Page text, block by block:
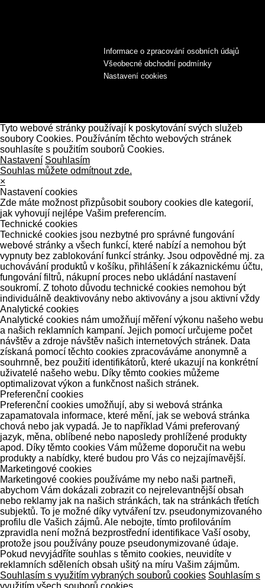
Informace o zpracování osobních údajů
Všeobecné obchodní podmínky
Nastavení cookies
Tyto webové stránky používají k poskytování svých služeb
soubory Cookies. Používáním těchto webových stránek
souhlasíte s použitím souborů Cookies.
Nastavení Souhlasím
Souhlas můžete odmítnout zde.
×
Nastavení cookies
Zde máte možnost přizpůsobit soubory cookies dle kategorií,
jak vyhovují nejlépe Vašim preferencím.
Technické cookies
Technické cookies jsou nezbytné pro správné fungování
webové stránky a všech funkcí, které nabízí a nemohou být
vypnuty bez zablokování funkcí stránky. Jsou odpovědné mj. za
uchovávání produktů v košíku, přihlášení k zákaznickému účtu,
fungování filtrů, nákupní proces nebo ukládání nastavení
soukromí. Z tohoto důvodu technické cookies nemohou být
individuálně deaktivovány nebo aktivovány a jsou aktivní vždy
Analytické cookies
Analytické cookies nám umožňují měření výkonu našeho webu
a našich reklamních kampaní. Jejich pomocí určujeme počet
návštěv a zdroje návštěv našich internetových stránek. Data
získaná pomocí těchto cookies zpracováváme anonymně a
souhrnně, bez použití identifikátorů, které ukazují na konkrétní
uživatelé našeho webu. Díky těmto cookies můžeme
optimalizovat výkon a funkčnost našich stránek.
Preferenční cookies
Preferenční cookies umožňují, aby si webová stránka
zapamatovala informace, které mění, jak se webová stránka
chová nebo jak vypadá. Je to například Vámi preferovaný
jazyk, měna, oblíbené nebo naposledy prohlížené produkty
apod. Díky těmto cookies Vám můžeme doporučit na webu
produkty a nabídky, které budou pro Vás co nejzajímavější.
Marketingové cookies
Marketingové cookies používáme my nebo naši partneři,
abychom Vám dokázali zobrazit co nejrelevantnější obsah
nebo reklamy jak na našich stránkách, tak na stránkách třetích
subjektů. To je možné díky vytváření tzv. pseudonymizovaného
profilu dle Vašich zájmů. Ale nebojte, tímto profilováním
zpravidla není možná bezprostřední identifikace Vaší osoby,
protože jsou používány pouze pseudonymizované údaje.
Pokud nevyjádříte souhlas s těmito cookies, neuvidíte v
reklamních sděleních obsah ušitý na míru Vašim zájmům.
Souhlasím s využitím vybraných souborů cookies Souhlasím s
využitím všech souborů cookies